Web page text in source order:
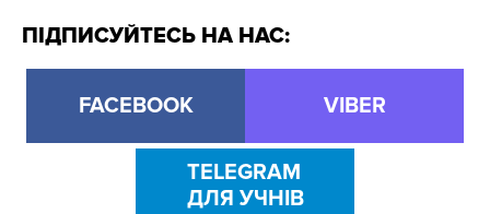
ПІДПИСУЙТЕСЬ НА НАС:
FACEBOOK VIBER
TELEGRAM
ДЛЯ УЧНІВ